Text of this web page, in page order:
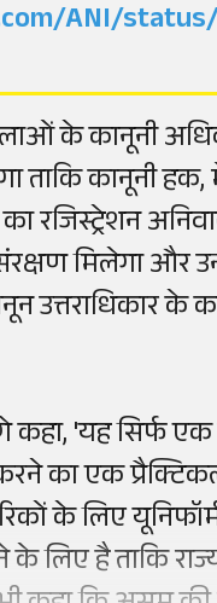
ANI/status/
के कानूनी
ताकि कानूनी
रजिस्ट्रेशन
मिलेगा और
उत्तराधिकार
'यह सिर्फ
का एक
के लिए
के लिए है ताकि